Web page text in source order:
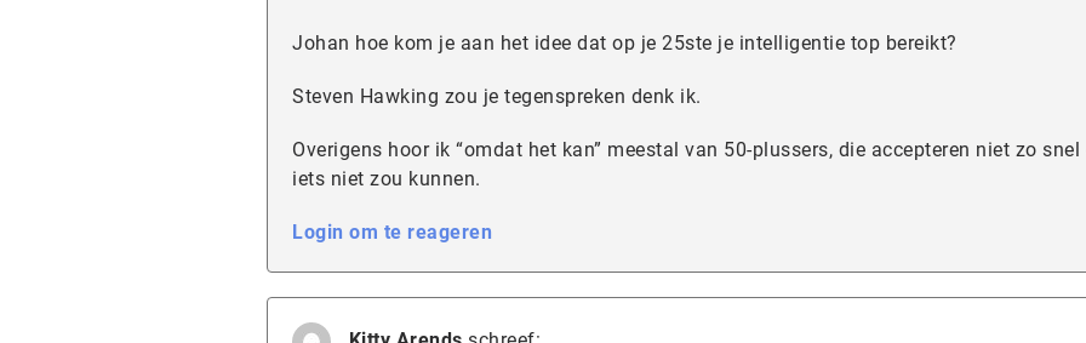
Johan hoe kom je aan het idee dat op je 25ste je intelligentie top bereikt?
Steven Hawking zou je tegenspreken denk ik.
Overigens hoor ik “omdat het kan” meestal van 50-plussers, die accepteren niet zo snel
iets niet zou kunnen.
Login om te reageren